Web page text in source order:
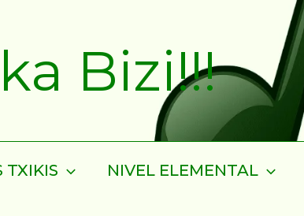
Bizi!!!
TXIKIS NIVEL ELEMENTAL